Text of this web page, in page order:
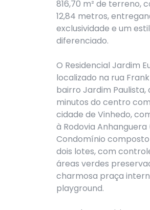
816,70 m² de terreno,
12,84 metros,
exclusividade e um
diferenciado.
O Residencial Jardim
localizado na rua
bairro Jardim Paulista,
minutos do centro
cidade de Vinhedo,
à Rodovia Anhanguera
Condomínio
dois lotes, com
áreas verdes
charmosa praça
playground.